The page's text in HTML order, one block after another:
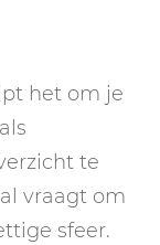
het om je
te
vraagt om
sfeer.